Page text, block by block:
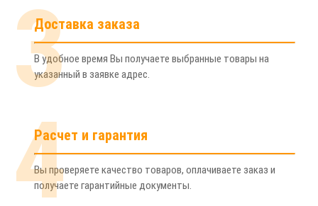
3
Доставка заказа
В удобное время Вы получаете выбранные товары на
указанный в заявке адрес.
4
Расчет и гарантия
Вы проверяете качество товаров, оплачиваете заказ и
получаете гарантийные документы.